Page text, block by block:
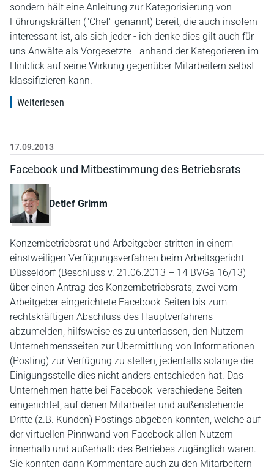
sondern hält eine Anleitung zur Kategorisierung von
Führungskräften ("Chef" genannt) bereit, die auch insofern
interessant ist, als sich jeder - ich denke dies gilt auch für
uns Anwälte als Vorgesetzte - anhand der Kategorieren im
Hinblick auf seine Wirkung gegenüber Mitarbeitern selbst
klassifizieren kann.
Weiterlesen
17.09.2013
Facebook und Mitbestimmung des Betriebsrats
Detlef Grimm
Konzernbetriebsrat und Arbeitgeber stritten in einem
einstweiligen Verfügungsverfahren beim Arbeitsgericht
Düsseldorf (Beschluss v. 21.06.2013 – 14 BVGa 16/13)
über einen Antrag des Konzernbetriebsrats, zwei vom
Arbeitgeber eingerichtete Facebook-Seiten bis zum
rechtskräftigen Abschluss des Hauptverfahrens
abzumelden, hilfsweise es zu unterlassen, den Nutzern
Unternehmensseiten zur Übermittlung von Informationen
(Posting) zur Verfügung zu stellen, jedenfalls solange die
Einigungsstelle dies nicht anders entschieden hat. Das
Unternehmen hatte bei Facebook verschiedene Seiten
eingerichtet, auf denen Mitarbeiter und außenstehende
Dritte (z.B. Kunden) Postings abgeben konnten, welche auf
der virtuellen Pinnwand von Facebook allen Nutzern
innerhalb und außerhalb des Betriebes zugänglich waren.
Sie konnten dann Kommentare auch zu den Mitarbeitern